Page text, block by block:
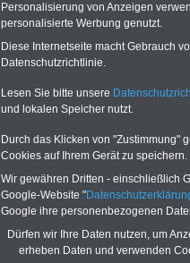
Hessisches
Jährliche
das Jahr
BEHÖRDEN-ABOmit drei
25,00 Euro: Wissenswertes für
und Beamte, Beamten-
Ländern. Alle drei Ratgeber sind
gegliedert und erläutern auch
Personalisierung von Anzeigen
personalisierte Werbung genutzt.
Diese Internetseite macht Gebrauch
Datenschutzrichtlinie.
Lesen Sie bitte unsere
und lokalen Speicher nutzt.
Durch das Klicken von "Zustimmung"
Cookies auf Ihrem Gerät zu speichern.
Wir gewähren Dritten - einschließlich
Google-Website "
Google ihre personenbezogenen
Dürfen wir Ihre Daten nutzen, um
erheben Daten und verwenden